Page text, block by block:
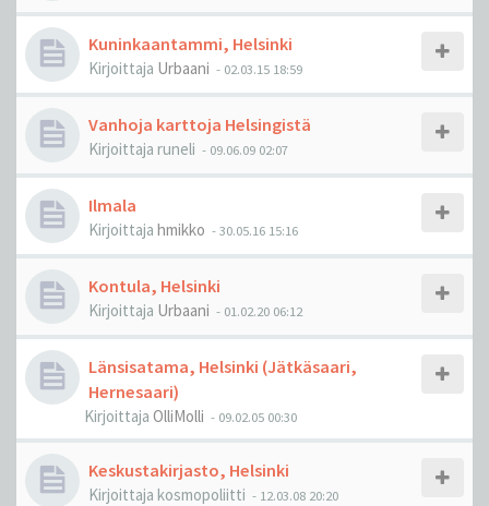
Kuninkaantammi, Helsinki
Kirjoittaja Urbaani - 02.03.15 18:59
Vanhoja karttoja Helsingistä
Kirjoittaja runeli - 09.06.09 02:07
Ilmala
Kirjoittaja hmikko -30.05.16 15:16
Kontula, Helsinki
Kirjoittaja Urbaani - 01.02.20 06:12
Länsisatama, Helsinki (Jätkäsaari,
Hernesaari)
Kirjoittaja OlliMolli - 09.02.05 00:30
Keskustakirjasto, Helsinki
Kirjoittaja kosmopoliitti - 12.03.08 20:20